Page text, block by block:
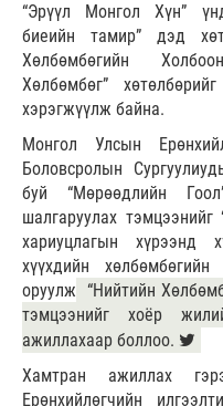
“Эрүүл Монгол Хүн”
биеийн тамир” дэд
Хөлбөмбөгийн
Хөлбөмбөг”
хэрэгжүүлж байна.
Монгол Улсын
Боловсролын
буй “Мөрөөдлийн
шалгаруулах
хариуцлагын хүрээнд
хүүхдийн
оруулж “Нийтийн
тэмцээнийг хоёр
ажиллахаар боллоо.
Хамтран ажиллах
Ерөнхийлөгчийн